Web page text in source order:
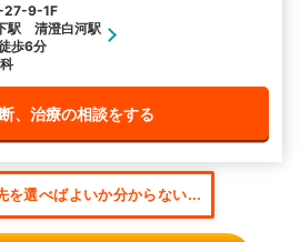
27-9-1F
駅 清澄白河駅
歩6分
、治療の相談をする
を選べばよいか分からない...